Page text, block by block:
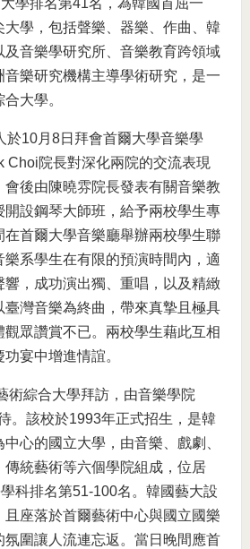
學排名第41名，為韓國首屈一
學，包括聲樂、器樂、作曲、韓
及音樂學研究所、音樂教育跨領域
樂研究機構主導學術研究，是一
大學。
於10月8日拜會首爾大學音樂學
Choi院長對深化兩院的交流表現
會後由陳曉雰院長發表有關音樂教
設鋼琴大師班，給予兩校學生專
首爾大學音樂廳舉辦兩校學生聯
系學生在有限的預演時間內，適
響，成功演出獨、重唱，以及精緻
臺灣音樂為終曲，帶來真摯且極具
眾讚賞不已。兩校學生藉此互相
宴中增進情誼。
術綜合大學拜訪，由音樂學院
。該校於1993年正式招生，是韓
心的國立大學，由音樂、戲劇、
統藝術等六個學院組成，位居
科排名第51-100名。韓國藝大設
座落於首爾藝術中心與國立國樂
氛圍讓人流連忘返。當日晚間應首